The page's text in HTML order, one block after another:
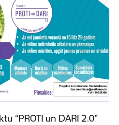
“PROTI un DARI 2.0”